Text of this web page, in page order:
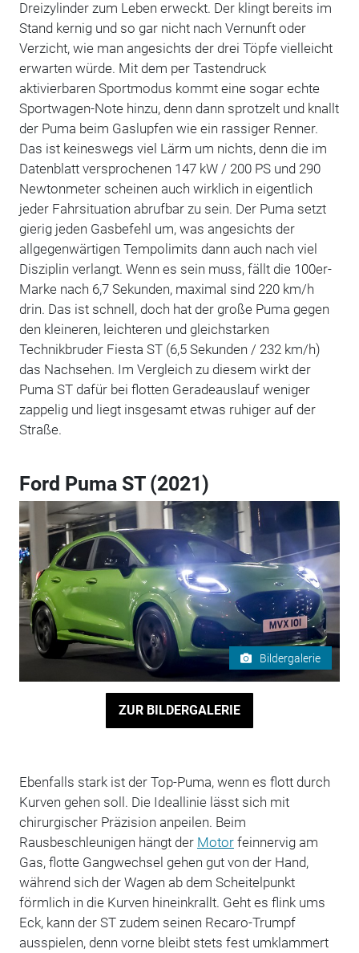
Dreizylinder zum Leben erweckt. Der klingt bereits im
Stand kernig und so gar nicht nach Vernunft oder
Verzicht, wie man angesichts der drei Töpfe vielleicht
erwarten würde. Mit dem per Tastendruck
aktivierbaren Sportmodus kommt eine sogar echte
Sportwagen-Note hinzu, denn dann sprotzelt und knallt
der Puma beim Gaslupfen wie ein rassiger Renner.
Das ist keineswegs viel Lärm um nichts, denn die im
Datenblatt versprochenen 147 kW / 200 PS und 290
Newtonmeter scheinen auch wirklich in eigentlich
jeder Fahrsituation abrufbar zu sein. Der Puma setzt
gierig jeden Gasbefehl um, was angesichts der
allgegenwärtigen Tempolimits dann auch nach viel
Disziplin verlangt. Wenn es sein muss, fällt die 100er-
Marke nach 6,7 Sekunden, maximal sind 220 km/h
drin. Das ist schnell, doch hat der große Puma gegen
den kleineren, leichteren und gleichstarken
Technikbruder Fiesta ST (6,5 Sekunden / 232 km/h)
das Nachsehen. Im Vergleich zu diesem wirkt der
Puma ST dafür bei flotten Geradeauslauf weniger
zappelig und liegt insgesamt etwas ruhiger auf der
Straße.
Ford Puma ST (2021)
Bildergalerie
ZUR BILDERGALERIE
Ebenfalls stark ist der Top-Puma, wenn es flott durch
Kurven gehen soll. Die Ideallinie lässt sich mit
chirurgischer Präzision anpeilen. Beim
Rausbeschleunigen hängt der Motorfeinnervig am
Gas, flotte Gangwechsel gehen gut von der Hand,
während sich der Wagen ab dem Scheitelpunkt
förmlich in die Kurven hineinkrallt. Geht es flink ums
Eck, kann der ST zudem seinen Recaro-Trumpf
ausspielen, denn vorne bleibt stets fest umklammert